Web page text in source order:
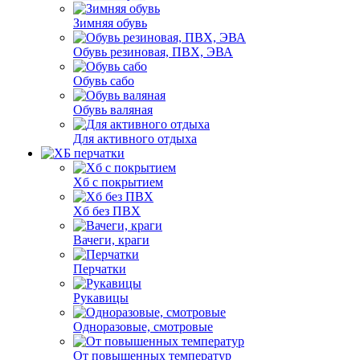
Зимняя обувь
Обувь резиновая, ПВХ, ЭВА
Обувь сабо
Обувь валяная
Для активного отдыха
Хб с покрытием
Хб без ПВХ
Вачеги, краги
Перчатки
Рукавицы
Одноразовые, смотровые
От повышенных температур